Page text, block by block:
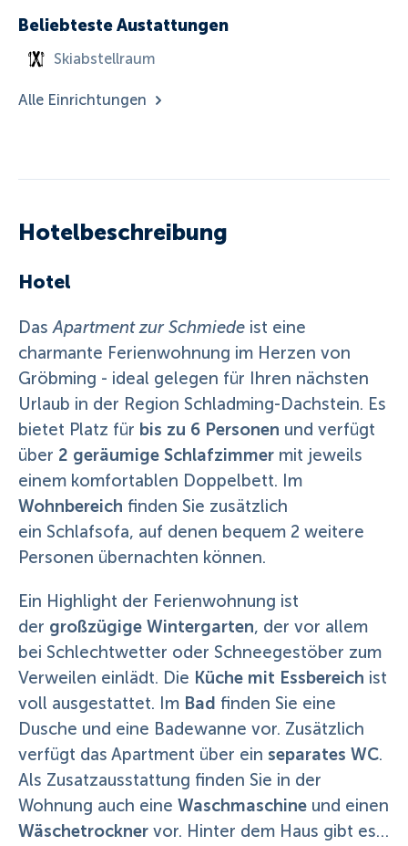
Beliebteste Austattungen
Skiabstellraum
Alle Einrichtungen
Hotelbeschreibung
Hotel
DasApartment zur Schmiede ist eine
charmante Ferienwohnung im Herzen von
Gröbming - ideal gelegen für Ihren nächsten
Urlaub in der Region Schladming-Dachstein. Es
bietet Platz für bis zu 6 Personen und verfügt
über 2 geräumige Schlafzimmer mit jeweils
einem komfortablen Doppelbett. Im
Wohnbereich finden Sie zusätzlich
ein Schlafsofa, auf denen bequem 2 weitere
Personen übernachten können.
Ein Highlight der Ferienwohnung ist
der großzügige Wintergarten, der vor allem
bei Schlechtwetter oder Schneegestöber zum
Verweilen einlädt. Die Küche mit Essbereich ist
voll ausgestattet. Im Bad finden Sie eine
Dusche und eine Badewanne vor. Zusätzlich
verfügt das Apartment über ein separates WC.
Als Zusatzausstattung finden Sie in der
Wohnung auch eineWaschmaschine und einen
Wäschetrockner vor. Hinter dem Haus gibt es